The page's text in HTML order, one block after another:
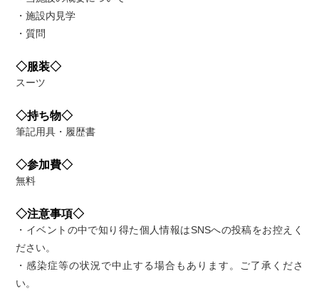
・施設内見学
・質問
◇服装◇
スーツ
◇持ち物◇
筆記用具・履歴書
◇参加費◇
無料
◇注意事項◇
・イベントの中で知り得た個人情報はSNSへの投稿をお控えく
ださい。
・感染症等の状況で中止する場合もあります。ご了承くださ
い。